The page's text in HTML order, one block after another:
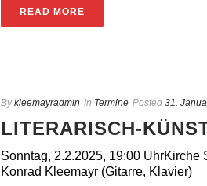
READ MORE
By kleemayradmin In Termine Posted 31.
LITERARISCH-
Sonntag, 2.2.2025, 19:00 UhrKirche
Konrad Kleemayr (Gitarre, Klavier)